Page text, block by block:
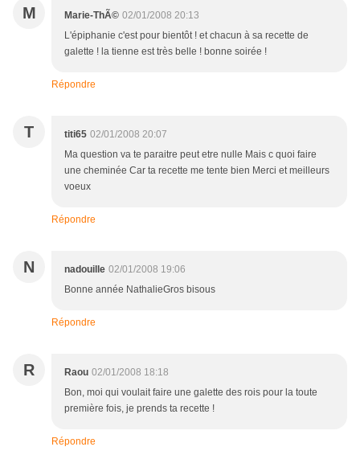
M Marie-ThÃ© 02/01/2008 20:13
L'épiphanie c'est pour bientôt ! et chacun à sa recette de
galette ! la tienne est très belle ! bonne soirée !
Répondre
T titi65 02/01/2008 20:07
Ma question va te paraitre peut etre nulle Mais c quoi faire
une cheminée Car ta recette me tente bien Merci et meilleurs
voeux
Répondre
N nadouille 02/01/2008 19:06
Bonne année NathalieGros bisous
Répondre
R Raou 02/01/2008 18:18
Bon, moi qui voulait faire une galette des rois pour la toute
première fois, je prends ta recette !
Répondre